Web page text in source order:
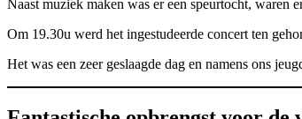
Naast muziek maken was er een speurtocht, waren
Om 19.30u werd het ingestudeerde concert ten
Het was een zeer geslaagde dag en namens ons